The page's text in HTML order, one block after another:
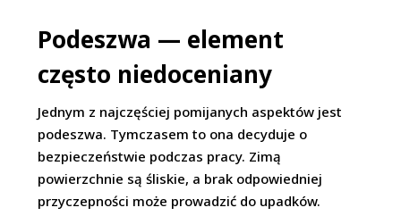
Podeszwa — element
często niedoceniany
Jednym z najczęściej pomijanych aspektów jest
podeszwa. Tymczasem to ona decyduje o
bezpieczeństwie podczas pracy. Zimą
powierzchnie są śliskie, a brak odpowiedniej
przyczepności może prowadzić do upadków.